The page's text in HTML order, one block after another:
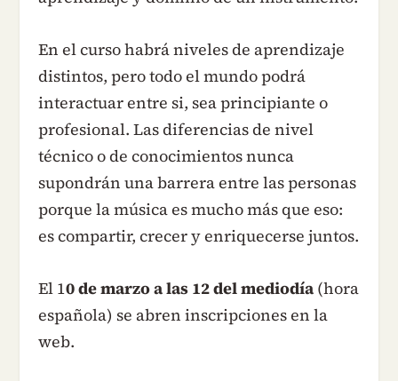
En el curso habrá niveles de aprendizaje
distintos, pero todo el mundo podrá
interactuar entre si, sea principiante o
profesional. Las diferencias de nivel
técnico o de conocimientos nunca
supondrán una barrera entre las personas
porque la música es mucho más que eso:
es compartir, crecer y enriquecerse juntos.
El 10 de marzo a las 12 del mediodía(hora
española) se abren inscripciones en la
web.